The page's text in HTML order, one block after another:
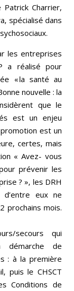
Charrier,
spécialisé dans
les entreprises
a réalisé pour
« la santé au
nouvelle : la
que le
est un enjeu
est un
certes, mais
« Avez- vous
prévenir les
? », les DRH
eux ne
prochains mois.
secours qui
démarche de
: à la première
puis le CHSCT
Conditions de